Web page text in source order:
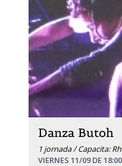
Danza Butoh
1 jornada / Capacita:
VIERNES 11/09 DE